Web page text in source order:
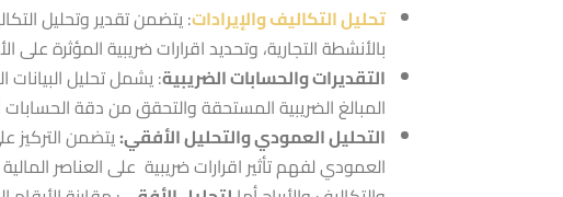
تحليل التكاليف والإيرادات: يتضمن تقدير وتحليل
بالأنشطة التجارية، وتحديد اقرارات ضريبية المؤثرة على
التقديرات والحسابات الضريبية: يشمل تحليل البيانات
المبالغ الضريبية المستحقة والتحقق من دقة الحسابات
التحليل العمودي والتحليل الأفقي:يتضمن التركيز
العمودي لفهم تأثير اقرارات ضريبية على العناصر المالية